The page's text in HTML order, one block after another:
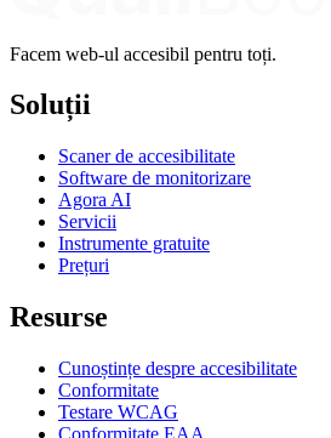
Facem web-ul accesibil pentru toți.
Soluții
Scaner de accesibilitate
Software de monitorizare
Agora AI
Servicii
Instrumente gratuite
Prețuri
Resurse
Cunoștințe despre accesibilitate
Conformitate
Testare WCAG